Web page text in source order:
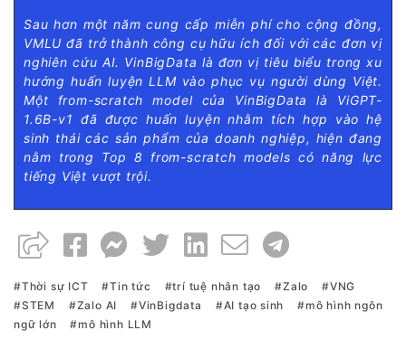
Sau hơn một năm cung cấp miễn phí cho cộng đồng,
VMLU đã trở thành công cụ hữu ích đối với các đơn vị
nghiên cứu AI. VinBigData là đơn vị tiêu biểu trong xu
hướng huấn luyện LLM vào phục vụ người dùng Việt.
Một from-scratch model của VinBigData là ViGPT-
1.6B-v1 đã được huấn luyện nhằm tích hợp vào hệ
sinh thái các sản phẩm của doanh nghiệp, hiện đang
nằm trong Top 8 from-scratch models có năng lực
tiếng Việt vượt trội.
Thời sự ICT Tin tức trí tuệ nhân tạo Zalo
VNG
STEM
Zalo AI VinBigdata AI tạo sinh
mô hình ngôn
ngữ lớn
mô hình LLM